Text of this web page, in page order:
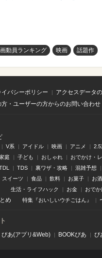
動員ランキング 映画 話題作
イバシーポリシー アクセスデータ
・ユーザーの方からのお問い合わせ
V系 アイドル 映画 アニメ
庭 子ども おしゃれ おでかけ・
TDS 裏ワザ・攻略 混雑予想
スイーツ 食品 飲料 お菓子 お酒
生活・ライフハック お金 おでか
め 特集『おいしいウチごはん』
ぴあ(アプリ&Web) BOOKぴあ ぴ